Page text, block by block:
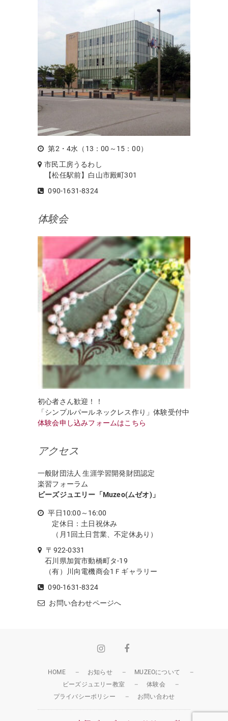
第2・4水（13：00～15：00）
市民工房うるわし
【松任駅前】白山市殿町301
090-1631-8324
体験会
初心者さん歓迎！！
「シンプルパールネックレス作り」体験受付中
体験会申し込みフォームはこちら
アクセス
一般財団法人 生涯学習開発財団認定
楽習フォーラム
ビーズジュエリー「Muzeo(ムゼオ)」
平日10:00～16:00
定休日：土日祝休み
（月1回土日営業、不定休あり）
〒922-0331
石川県加賀市動橋町タ-19
（有）川向電機商会1Ｆギャラリー
090-1631-8324
お問い合わせページへ
InstagramFacebook
HOME お知らせ
MUZEOについて
ビーズジュエリー教室
体験会
プライバシーポリシー
お問い合わせ